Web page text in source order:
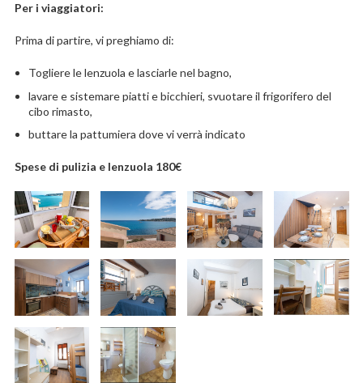
Per i viaggiatori:
Prima di partire, vi preghiamo di:
Togliere le lenzuola e lasciarle nel bagno,
lavare e sistemare piatti e bicchieri, svuotare il frigorifero del
cibo rimasto,
buttare la pattumiera dove vi verrà indicato
Spese di pulizia e lenzuola 180€